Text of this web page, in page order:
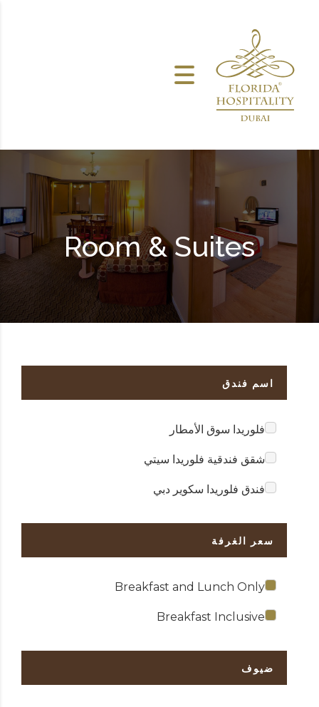
Room & Suites
اسم فندق
فلوريدا سوق الأمطار
شقق فندقية فلوريدا سيتي
فندق فلوريدا سكوير دبي
سعر الغرفة
Breakfast and Lunch Only
Breakfast Inclusive
ضيوف